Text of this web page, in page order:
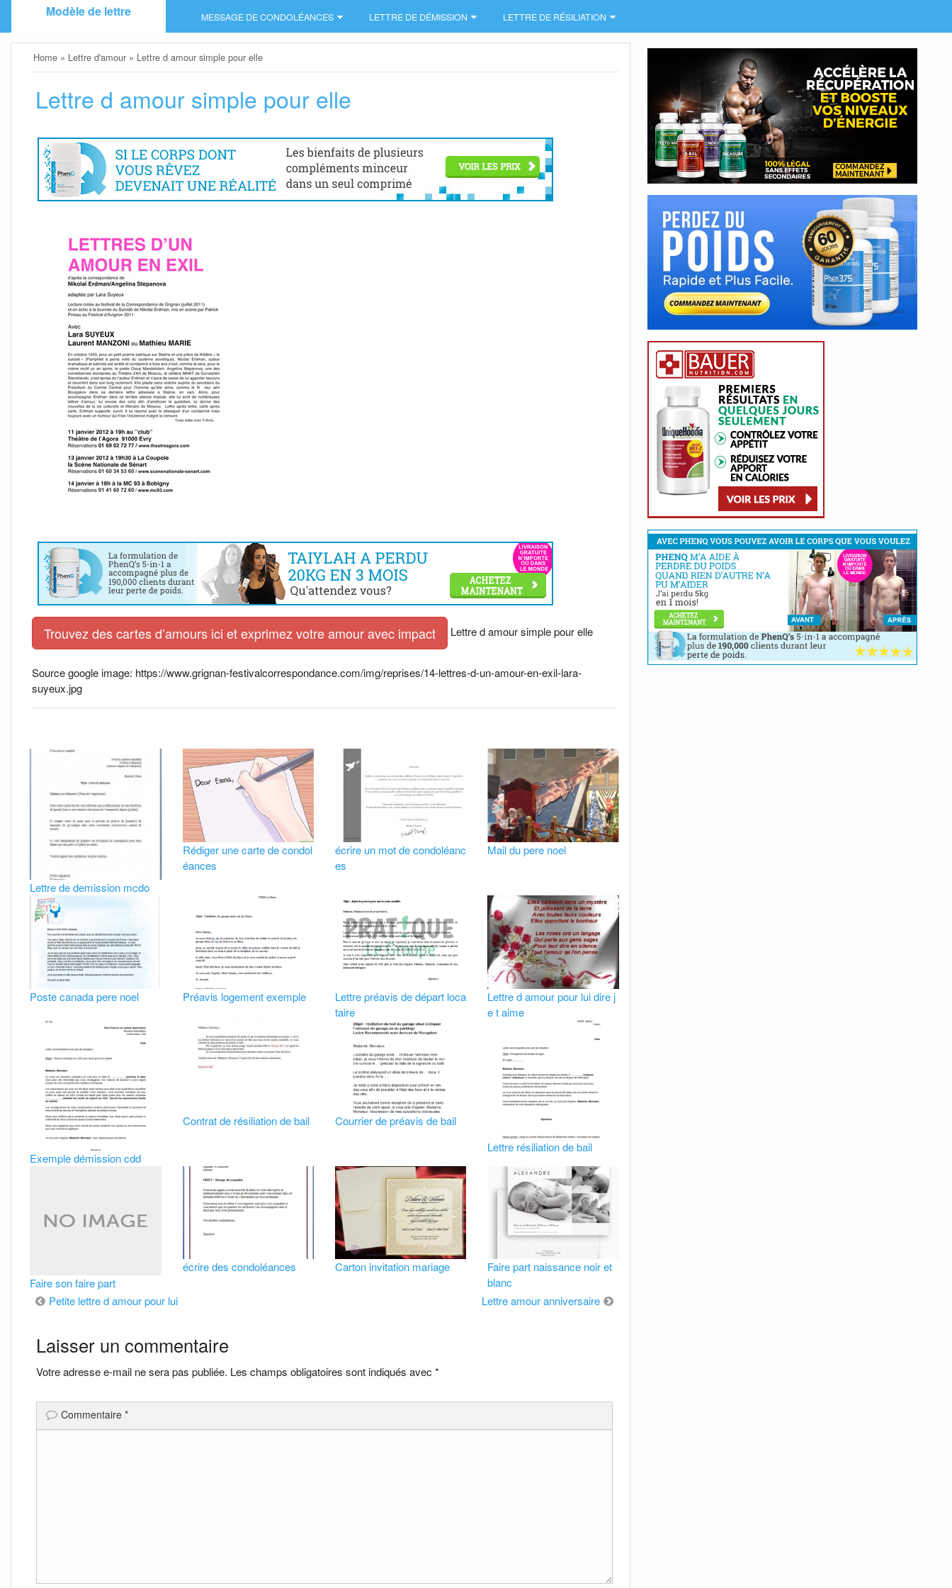
Modèle de lettre MESSAGE DE CONDOLÉANCES LETTRE DE DÉMISSION LETTRE DE RÉSILIATION
Home » Lettre d'amour » Lettre d amour simple pour elle
Lettre d amour simple pour elle
Trouvez des cartes d’amours ici et exprimez votre amour avec impact Lettre d amour simple pour elle
Source google image: https://www.grignan-festivalcorrespondance.com/img/reprises/14-lettres-d-un-amour-en-exil-lara-
suyeux.jpg
Lettre de demission mcdo
Rédiger une carte de condol
éances
écrire un mot de condoléanc
es
Mail du pere noel
Poste canada pere noel Préavis logement exemple
Lettre préavis de départ loca
taire
Lettre d amour pour lui dire j
e t aime
Exemple démission cdd
Contrat de résiliation de bail
Courrier de préavis de bail
Lettre résiliation de bail
Faire son faire part
écrire des condoléances Carton invitation mariage
Faire part naissance noir et
blanc
Navigation
de
l’article
Petite lettre d amour pour lui Lettre amour anniversaire
Laisser un commentaire
Votre adresse e-mail ne sera pas publiée. Les champs obligatoires sont indiqués avec *
Commentaire *